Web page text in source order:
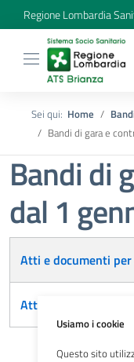
Regione Lombardia
Sei qui: Home
Bandi di gara e
Bandi di
dal 1
Articoli
Atti e documenti
Atti e documenti di
Usiamo i cookie
Questo sito